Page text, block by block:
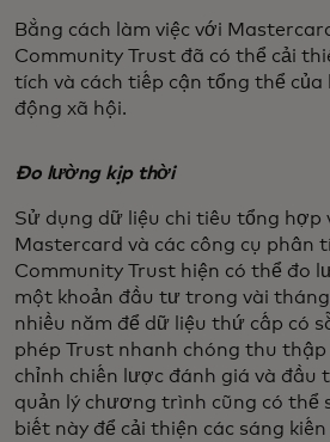
Bằng cách làm việc với
Community Trust đã có thể cải
tích và cách tiếp cận tổng thể
động xã hội.
Đo lường kịp thời
Sử dụng dữ liệu chi tiêu tổng hợp
Mastercard và các công cụ phân
Community Trust hiện có thể đo
một khoản đầu tư trong vài
nhiều năm để dữ liệu thứ cấp có
phép Trust nhanh chóng thu thập
chỉnh chiến lược đánh giá và đầu
quản lý chương trình cũng có thể
biết này để cải thiện các sáng